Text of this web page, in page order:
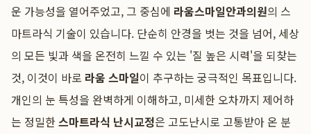
운 가능성을 열어주었고, 그 중심에 라움스마일안과의원의 스
마트라식 기술이 있습니다. 단순히 안경을 벗는 것을 넘어, 세상
의 모든 빛과 색을 온전히 느낄 수 있는 '질 높은 시력'을 되찾는
것, 이것이 바로 라움 스마일이 추구하는 궁극적인 목표입니다.
개인의 눈 특성을 완벽하게 이해하고, 미세한 오차까지 제어하
는 정밀한스마트라식 난시교정은 고도난시로 고통받아 온 분